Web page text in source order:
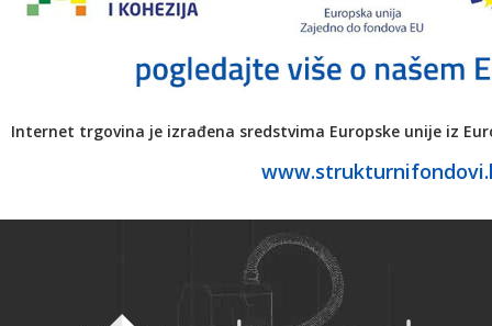
Internet trgovina je izrađena sredstvima Europske unije iz